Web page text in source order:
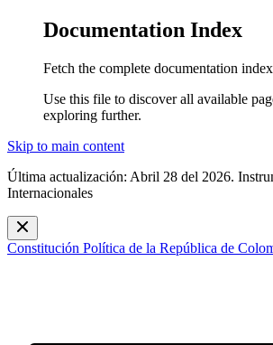
Documentation Index
Fetch the complete documentation
Use this file to discover all available
exploring further.
Skip to main content
Última actualización: Abril 28 del 2026.
Internacionales
Constitución Política de la República de